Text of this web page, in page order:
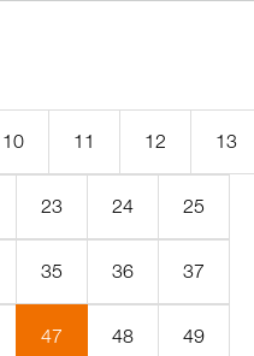
10 11 12 13
23 24 25
35 36 37
47 (Aktuell48 49